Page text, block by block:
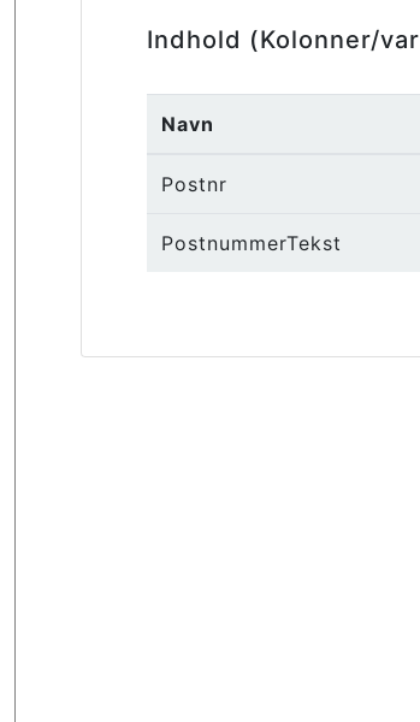
Indhold (Kolonner/
Navn
Postnr
PostnummerTekst